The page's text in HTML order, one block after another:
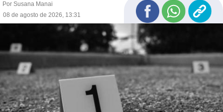
Por Susana Manai
08 de agosto de 2026, 13:31